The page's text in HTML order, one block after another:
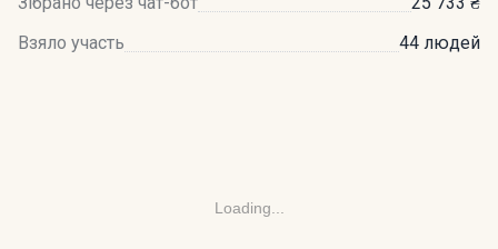
Взяло участь
44 людей
Loading...